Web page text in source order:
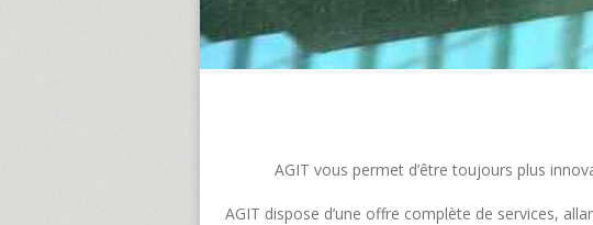
AGIT vous permet d’être toujours plus
AGIT dispose d’une offre complète de services,